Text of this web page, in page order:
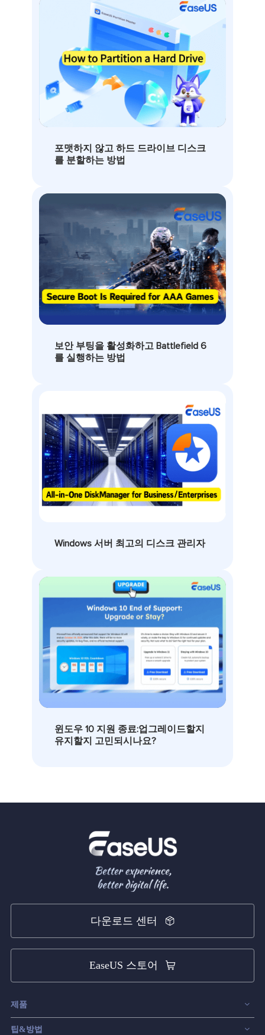
포맷하지 않고 하드 드라이브 디스크
를 분할하는 방법
보안 부팅을 활성화하고 Battlefield 6
를 실행하는 방법
Windows 서버 최고의 디스크 관리자
윈도우 10 지원 종료:업그레이드할지
유지할지 고민되시나요?
다운로드 센터
EaseUS 스토어
제품
데이터 복구
팁&방법